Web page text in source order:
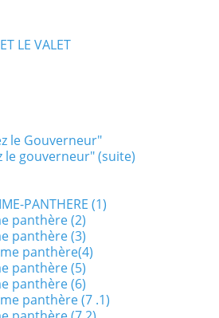
LE VALET
le Gouverneur"
le gouverneur" (suite)
PANTHERE (1)
panthère (2)
panthère (3)
panthère(4)
panthère (5)
panthère (6)
panthère (7 .1)